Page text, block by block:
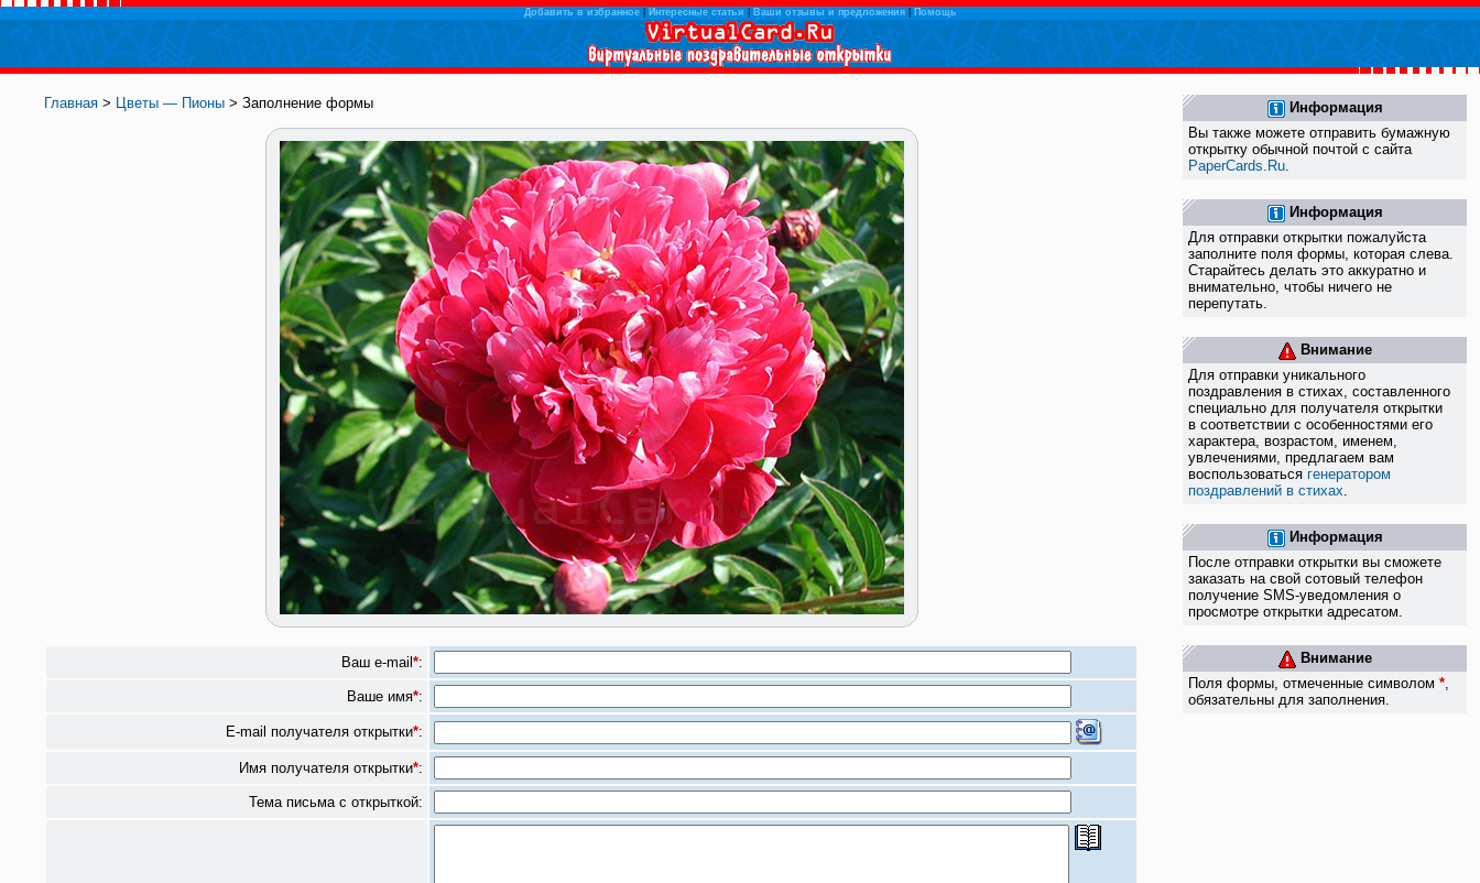
Добавить в избранное| Интересные статьи Ваши отзывы и предложения| Помощь
Главная > Цветы — Пионы > Заполнение формы
Ваш e-mail *:
Ваше имя*:
E-mail получателя открытки*:
Имя получателя открытки*:
Тема письма с открыткой:
Информация
Вы также можете отправить бумажную
открытку обычной почтой с сайта
PaperCards.Ru.
Информация
Для отправки открытки пожалуйста
заполните поля формы, которая слева.
Старайтесь делать это аккуратно и
внимательно, чтобы ничего не
перепутать.
Внимание
Для отправки уникального
поздравления в стихах, составленного
специально для получателя открытки
в соответствии с особенностями его
характера, возрастом, именем,
увлечениями, предлагаем вам
воспользоваться генератором
поздравлений в стихах.
Информация
После отправки открытки вы сможете
заказать на свой сотовый телефон
получение SMS-уведомления о
просмотре открытки адресатом.
Внимание
Поля формы, отмеченные символом*,
обязательны для заполнения.